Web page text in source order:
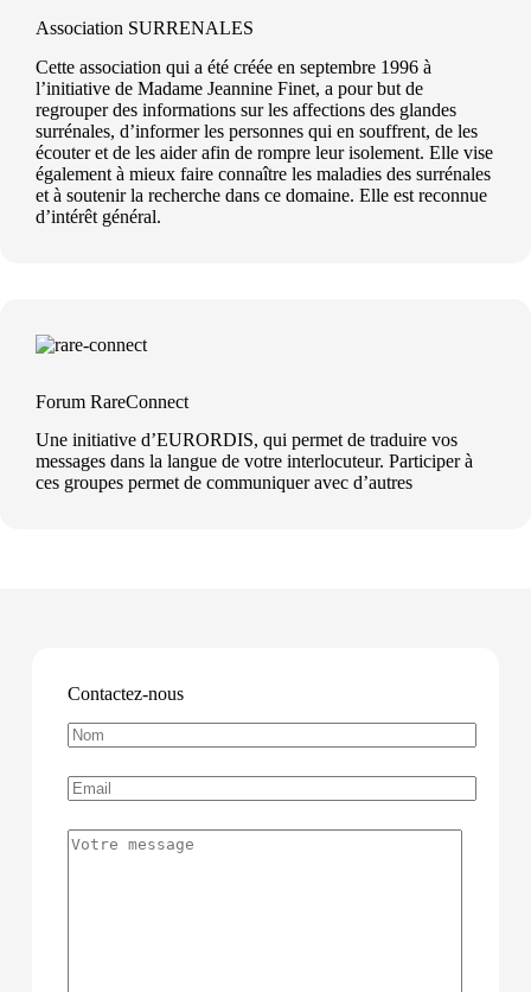
Association SURRENALES
Cette association qui a été créée en septembre 1996 à
l’initiative de Madame Jeannine Finet, a pour but de
regrouper des informations sur les affections des glandes
surrénales, d’informer les personnes qui en souffrent, de les
écouter et de les aider afin de rompre leur isolement. Elle vise
également à mieux faire connaître les maladies des surrénales
et à soutenir la recherche dans ce domaine. Elle est reconnue
d’intérêt général.
Forum RareConnect
Une initiative d’EURORDIS, qui permet de traduire vos
messages dans la langue de votre interlocuteur. Participer à
ces groupes permet de communiquer avec d’autres
Contactez-nous